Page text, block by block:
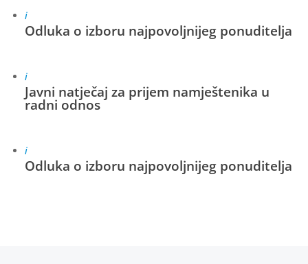
i
Odluka o izboru najpovoljnijeg ponuditelja
i
Javni natječaj za prijem namještenika u
radni odnos
i
Odluka o izboru najpovoljnijeg ponuditelja